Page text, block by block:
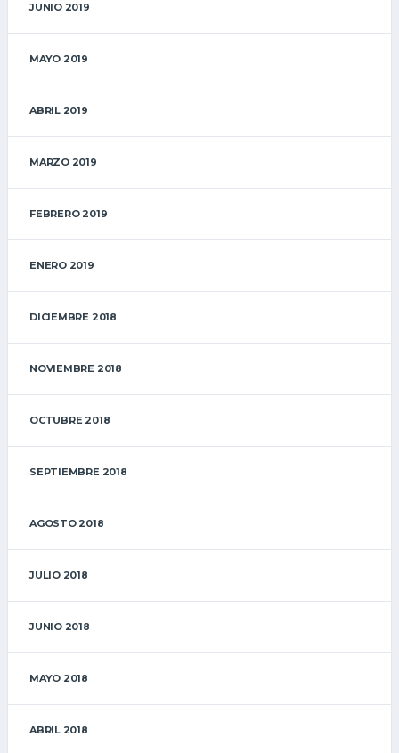
JUNIO 2019
MAYO 2019
ABRIL 2019
MARZO 2019
FEBRERO 2019
ENERO 2019
DICIEMBRE 2018
NOVIEMBRE 2018
OCTUBRE 2018
SEPTIEMBRE 2018
AGOSTO 2018
JULIO 2018
JUNIO 2018
MAYO 2018
ABRIL 2018